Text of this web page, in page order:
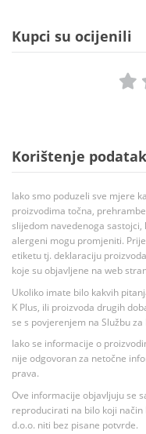
Kupci su ocijenili
Korištenje
Iako smo poduzeli sve mjere
proizvodima točna,
slijedom navedenoga
alergeni mogu promjeniti.
etiketu tj. deklaraciju
koje su objavljene na web
Ukoliko imate bilo kakvih
K Plus, ili proizvoda drugih
se s povjerenjem na Službu za
Iako se informacije o
nije odgovoran za netočne
prava.
Ove informacije objavljuju se
reproducirati na bilo koji
d.o.o. niti bez pisane potvrde.